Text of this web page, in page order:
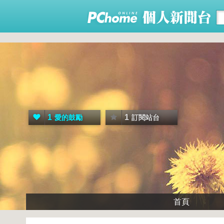
1 愛的鼓勵 1 訂閱站台
首頁